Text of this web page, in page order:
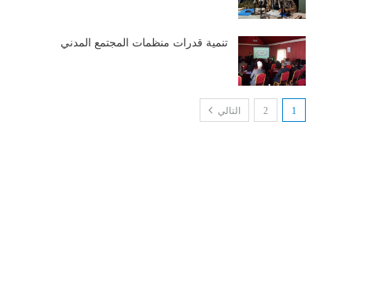
تنمية قدرات منظمات المجتمع المدني
1
2 التالي